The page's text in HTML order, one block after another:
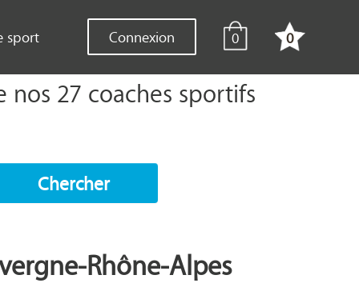
Connexion 0 0
sport
27 coaches sportifs
Chercher
Rhône-Alpes